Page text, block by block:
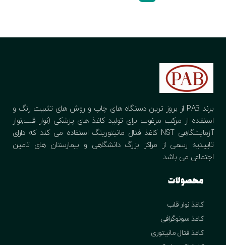
برند PAB از بروز ترین دستگاه های چاپ و روش های تثبیت رنگ و
استفاده از مرکب مرغوب برای تولید کاغذ های پزشکی (نوار قلب,نوار
آزمایشگاهی NST کاغذ فتال مانیتورینگ استفاده می کند که دارای
تاییدیه رسمی از مراکز بزرگ دانشگاهی و بیمارستان های تامین
اجتماعی می باشد
محصولات
کاغذ نوار قلب
کاغذ سونوگرافی
کاغذ فتال مانیتوری